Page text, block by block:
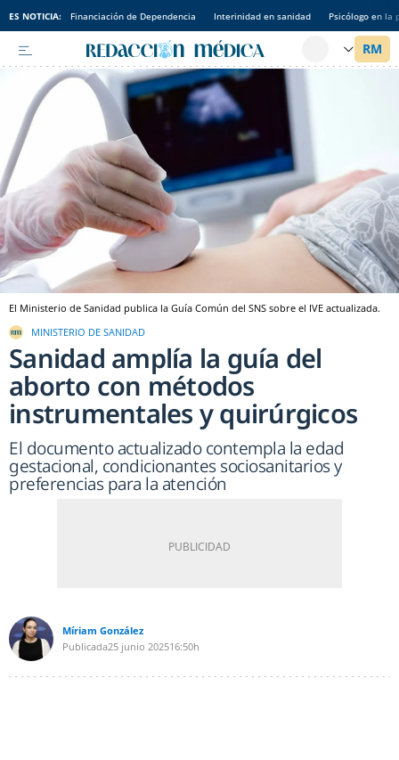
ES NOTICIA: Financiación de Dependencia Interinidad en sanidad Psicólogo en la
El Ministerio de Sanidad publica la Guía Común del SNS sobre el IVE actualizada.
MINISTERIO DE SANIDAD
Sanidad amplía la guía del
aborto con métodos
instrumentales y quirúrgicos
El documento actualizado contempla la edad
gestacional, condicionantes sociosanitarios y
preferencias para la atención
Míriam González
Publicada25 junio 202516:50h